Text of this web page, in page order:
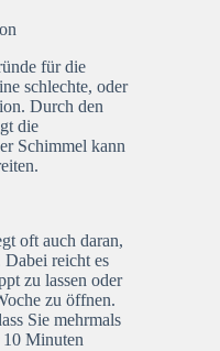
für die
schlechte, oder
Durch den
die
Schimmel kann
oft auch daran,
Dabei reicht es
zu lassen oder
zu öffnen.
Sie mehrmals
Minuten